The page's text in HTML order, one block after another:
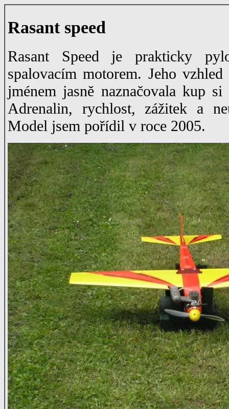
Rasant speed
Rasant Speed je prakticky
spalovacím motorem. Jeho
jménem jasně naznačovala kup
Adrenalin, rychlost, zážitek a
Model jsem pořídil v roce 2005.